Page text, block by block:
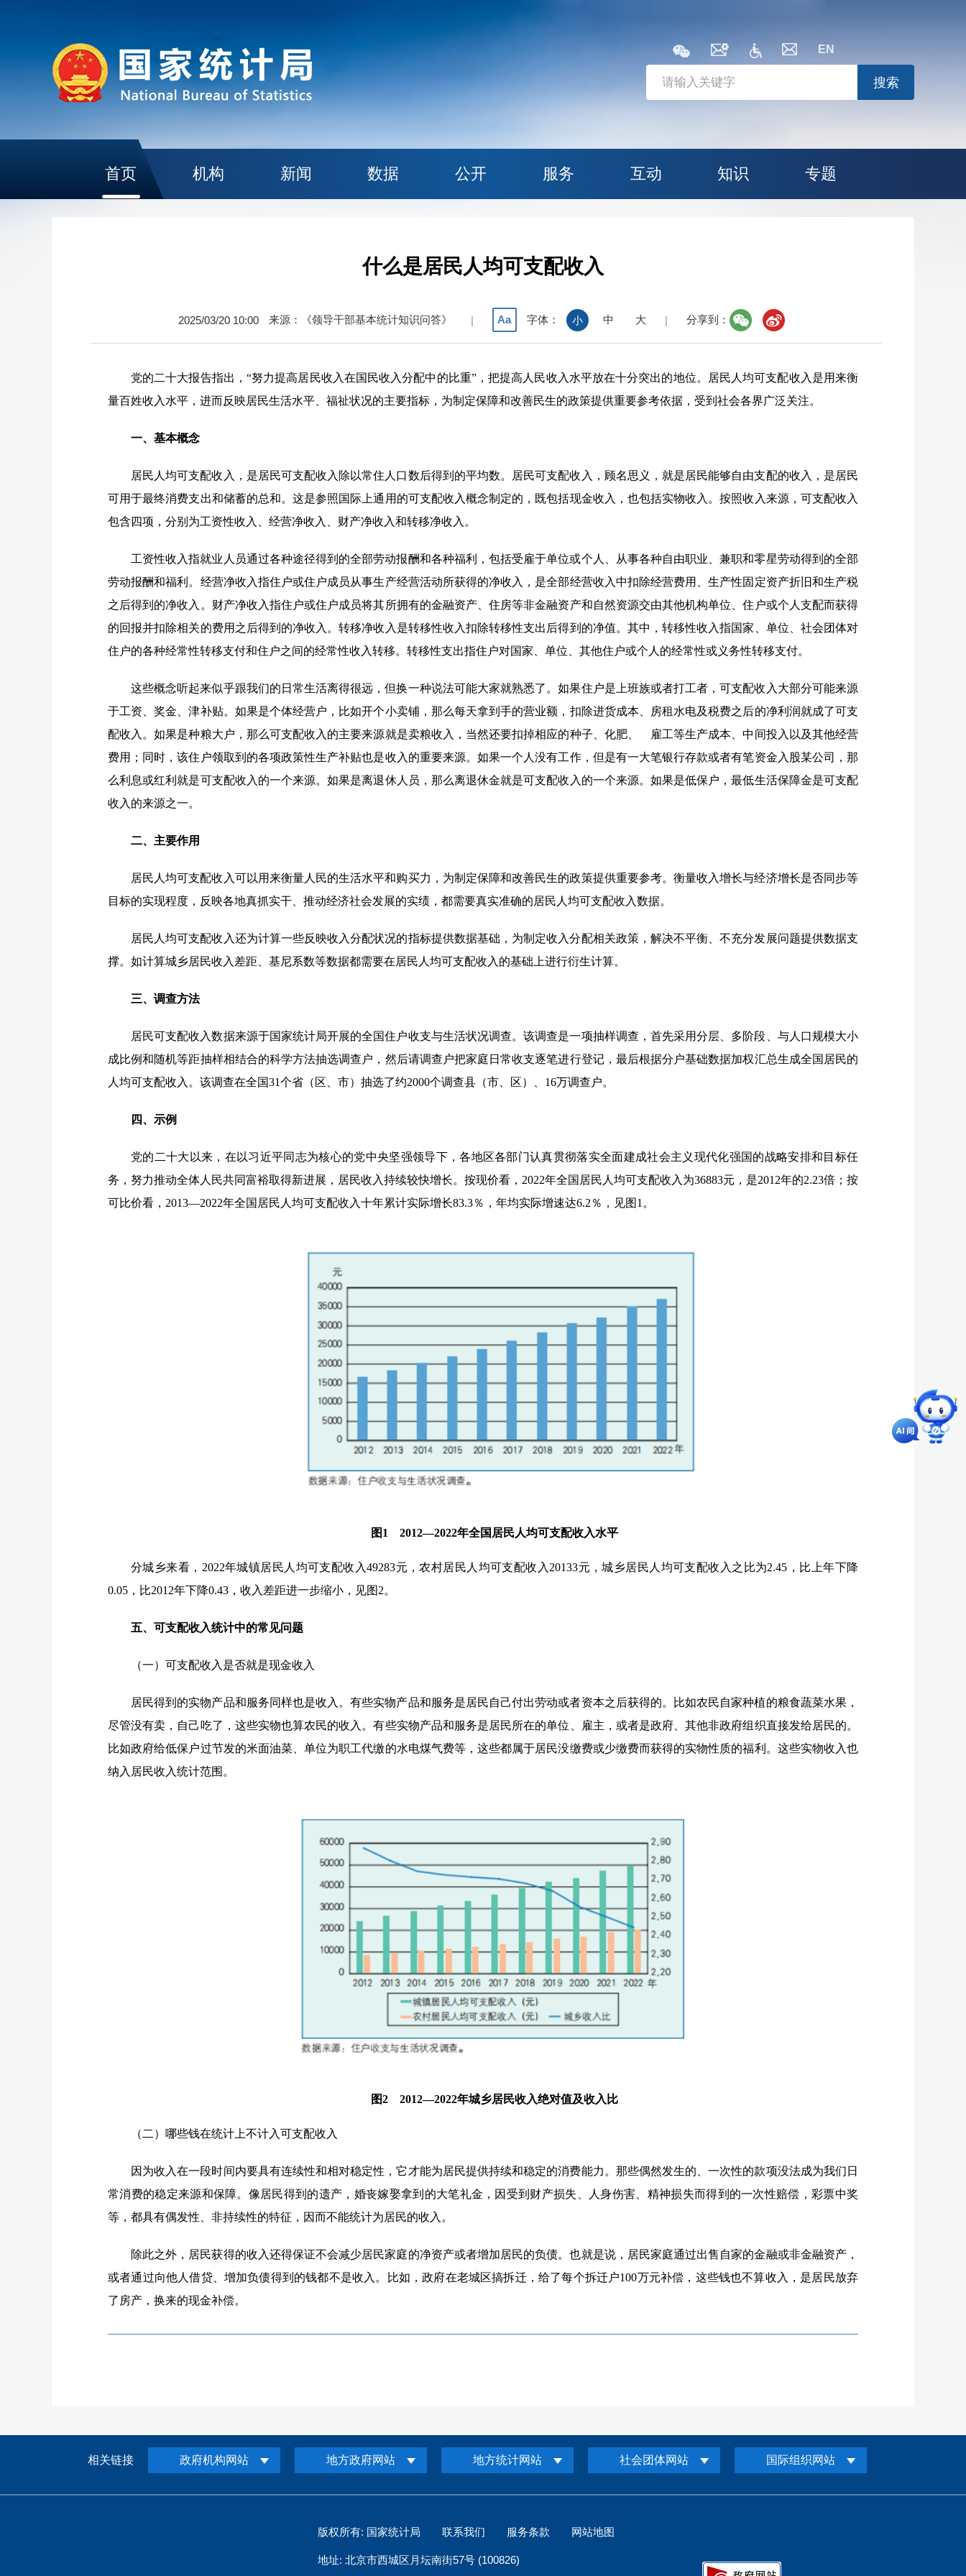
EN
搜索
首页 机构 新闻 数据 公开 服务 互动 知识 专题
什么是居民人均可支配收入
2025/03/20 10:00 来源：《领导干部基本统计知识问答》 | Aa 字体： 小 中 大 | 分享到：
党的二十大报告指出，“努力提高居民收入在国民收入分配中的比重”，把提高人民收入水平放在十分突出的地位。居民人均可支配收入是用来衡
量百姓收入水平，进而反映居民生活水平、福祉状况的主要指标，为制定保障和改善民生的政策提供重要参考依据，受到社会各界广泛关注。
一、基本概念
居民人均可支配收入，是居民可支配收入除以常住人口数后得到的平均数。居民可支配收入，顾名思义，就是居民能够自由支配的收入，是居民
可用于最终消费支出和储蓄的总和。这是参照国际上通用的可支配收入概念制定的，既包括现金收入，也包括实物收入。按照收入来源，可支配收入
包含四项，分别为工资性收入、经营净收入、财产净收入和转移净收入。
工资性收入指就业人员通过各种途径得到的全部劳动报酬和各种福利，包括受雇于单位或个人、从事各种自由职业、兼职和零星劳动得到的全部
劳动报酬和福利。经营净收入指住户或住户成员从事生产经营活动所获得的净收入，是全部经营收入中扣除经营费用、生产性固定资产折旧和生产税
之后得到的净收入。财产净收入指住户或住户成员将其所拥有的金融资产、住房等非金融资产和自然资源交由其他机构单位、住户或个人支配而获得
的回报并扣除相关的费用之后得到的净收入。转移净收入是转移性收入扣除转移性支出后得到的净值。其中，转移性收入指国家、单位、社会团体对
住户的各种经常性转移支付和住户之间的经常性收入转移。转移性支出指住户对国家、单位、其他住户或个人的经常性或义务性转移支付。
这些概念听起来似乎跟我们的日常生活离得很远，但换一种说法可能大家就熟悉了。如果住户是上班族或者打工者，可支配收入大部分可能来源
于工资、奖金、津补贴。如果是个体经营户，比如开个小卖铺，那么每天拿到手的营业额，扣除进货成本、房租水电及税费之后的净利润就成了可支
配收入。如果是种粮大户，那么可支配收入的主要来源就是卖粮收入，当然还要扣掉相应的种子、化肥、 雇工等生产成本、中间投入以及其他经营
费用；同时，该住户领取到的各项政策性生产补贴也是收入的重要来源。如果一个人没有工作，但是有一大笔银行存款或者有笔资金入股某公司，那
么利息或红利就是可支配收入的一个来源。如果是离退休人员，那么离退休金就是可支配收入的一个来源。如果是低保户，最低生活保障金是可支配
收入的来源之一。
二、主要作用
居民人均可支配收入可以用来衡量人民的生活水平和购买力，为制定保障和改善民生的政策提供重要参考。衡量收入增长与经济增长是否同步等
目标的实现程度，反映各地真抓实干、推动经济社会发展的实绩，都需要真实准确的居民人均可支配收入数据。
居民人均可支配收入还为计算一些反映收入分配状况的指标提供数据基础，为制定收入分配相关政策，解决不平衡、不充分发展问题提供数据支
撑。如计算城乡居民收入差距、基尼系数等数据都需要在居民人均可支配收入的基础上进行衍生计算。
三、调查方法
居民可支配收入数据来源于国家统计局开展的全国住户收支与生活状况调查。该调查是一项抽样调查，首先采用分层、多阶段、与人口规模大小
成比例和随机等距抽样相结合的科学方法抽选调查户，然后请调查户把家庭日常收支逐笔进行登记，最后根据分户基础数据加权汇总生成全国居民的
人均可支配收入。该调查在全国31个省（区、市）抽选了约2000个调查县（市、区）、16万调查户。
四、示例
党的二十大以来，在以习近平同志为核心的党中央坚强领导下，各地区各部门认真贯彻落实全面建成社会主义现代化强国的战略安排和目标任
务，努力推动全体人民共同富裕取得新进展，居民收入持续较快增长。按现价看，2022年全国居民人均可支配收入为36883元，是2012年的2.23倍；按
可比价看，2013—2022年全国居民人均可支配收入十年累计实际增长83.3％，年均实际增速达6.2％，见图1。
图1 2012—2022年全国居民人均可支配收入水平
分城乡来看，2022年城镇居民人均可支配收入49283元，农村居民人均可支配收入20133元，城乡居民人均可支配收入之比为2.45，比上年下降
0.05，比2012年下降0.43，收入差距进一步缩小，见图2。
五、可支配收入统计中的常见问题
（一）可支配收入是否就是现金收入
居民得到的实物产品和服务同样也是收入。有些实物产品和服务是居民自己付出劳动或者资本之后获得的。比如农民自家种植的粮食蔬菜水果，
尽管没有卖，自己吃了，这些实物也算农民的收入。有些实物产品和服务是居民所在的单位、雇主，或者是政府、其他非政府组织直接发给居民的。
比如政府给低保户过节发的米面油菜、单位为职工代缴的水电煤气费等，这些都属于居民没缴费或少缴费而获得的实物性质的福利。这些实物收入也
纳入居民收入统计范围。
图2 2012—2022年城乡居民收入绝对值及收入比
（二）哪些钱在统计上不计入可支配收入
因为收入在一段时间内要具有连续性和相对稳定性，它才能为居民提供持续和稳定的消费能力。那些偶然发生的、一次性的款项没法成为我们日
常消费的稳定来源和保障。像居民得到的遗产，婚丧嫁娶拿到的大笔礼金，因受到财产损失、人身伤害、精神损失而得到的一次性赔偿，彩票中奖
等，都具有偶发性、非持续性的特征，因而不能统计为居民的收入。
除此之外，居民获得的收入还得保证不会减少居民家庭的净资产或者增加居民的负债。也就是说，居民家庭通过出售自家的金融或非金融资产，
或者通过向他人借贷、增加负债得到的钱都不是收入。比如，政府在老城区搞拆迁，给了每个拆迁户100万元补偿，这些钱也不算收入，是居民放弃
了房产，换来的现金补偿。
相关链接 政府机构网站 地方政府网站 地方统计网站 社会团体网站 国际组织网站
版权所有: 国家统计局 联系我们 服务条款 网站地图
地址: 北京市西城区月坛南街57号 (100826)